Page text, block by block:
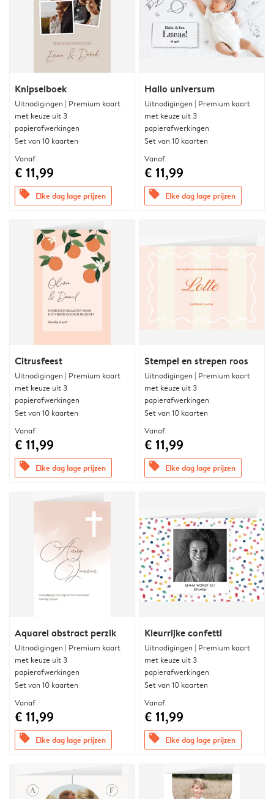
Knipselboek
Uitnodigingen | Premium kaart
met keuze uit 3
papierafwerkingen
Set van 10 kaarten
Vanaf
€ 11,99
offers Elke dag lage prijzen
Hallo universum
Uitnodigingen | Premium kaart
met keuze uit 3
papierafwerkingen
Set van 10 kaarten
Vanaf
€ 11,99
offers Elke dag lage prijzen
Citrusfeest
Uitnodigingen | Premium kaart
met keuze uit 3
papierafwerkingen
Set van 10 kaarten
Vanaf
€ 11,99
offers Elke dag lage prijzen
Stempel en strepen roos
Uitnodigingen | Premium kaart
met keuze uit 3
papierafwerkingen
Set van 10 kaarten
Vanaf
€ 11,99
offers Elke dag lage prijzen
Aquarel abstract perzik
Uitnodigingen | Premium kaart
met keuze uit 3
papierafwerkingen
Set van 10 kaarten
Vanaf
€ 11,99
offers Elke dag lage prijzen
Kleurrijke confetti
Uitnodigingen | Premium kaart
met keuze uit 3
papierafwerkingen
Set van 10 kaarten
Vanaf
€ 11,99
offers Elke dag lage prijzen